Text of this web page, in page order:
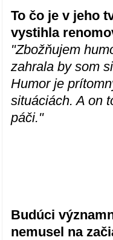
To čo je v jeho
vystihla
"Zbožňujem
zahrala by som
Humor je
situáciách. A on
páči."
Budúci
nemusel na